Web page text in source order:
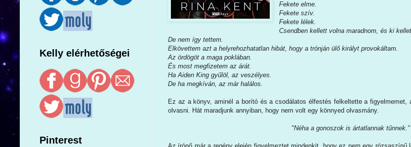
Fekete elme.
Fekete szív.
Fekete lélek.
Csendben kellett volna maradnom, és ki
De nem így tettem.
Elkövettem azt a helyrehozhatatlan hibát, hogy a trónján ülő királyt provokáltam.
Az ördögöt a maga poklában.
És most megfizetem az árát.
Ha Aiden King gyűlöl, az veszélyes.
De ha megkíván, az már halálos.
Ez az a könyv, aminél a borító és a csodálatos élfestés felkeltette a figyelmemet,
olvasni. Hát maradjunk annyiban, hogy nem volt egy könnyed olvasmány.
"Néha a gonoszok is ártatlannak tűnnek."
Kelly elérhetőségei
Pinterest